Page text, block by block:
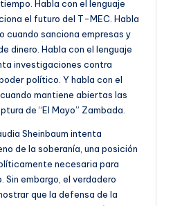
Habla con el lenguaje
el futuro del T-MEC. Habla
cuando sanciona empresas y
dinero. Habla con el lenguaje
investigaciones contra
político. Y habla con el
mantiene abiertas las
de “El Mayo” Zambada.
Sheinbaum intenta
de la soberanía, una posición
necesaria para
embargo, el verdadero
que la defensa de la